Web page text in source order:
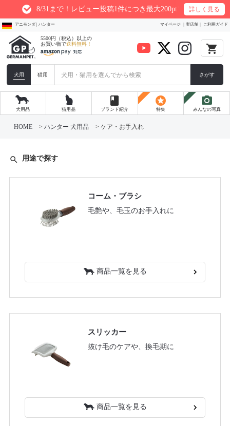
8/31まで！レビュー投稿1件につき最大200ptプレゼント詳しく見る
アニモンダ | ハンター マイページ 実店舗 ご利用ガイド
5500円（税込）以上の
お買い物で送料無料！ local_grocery_store
犬用 猫用 さがす
犬用品 猫用品
book
ブランド紹介
stars
特集
photo_camera
みんなの写真
HOME ハンター 犬用品 ケア・お手入れ
search 用途で探す
コーム・ブラシ
毛艶や、毛玉のお手入れに
商品一覧を見る
スリッカー
抜け毛のケアや、換毛期に
商品一覧を見る